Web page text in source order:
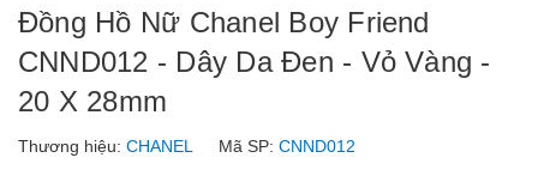
Đồng Hồ Nữ Chanel Boy Friend
CNND012 - Dây Da Đen - Vỏ Vàng -
20 X 28mm
Thương hiệu: CHANEL Mã SP: CNND012